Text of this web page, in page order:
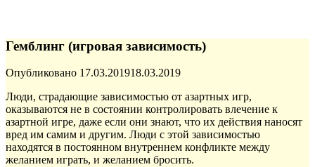
Гемблинг (игровая зависимость)
Опубликовано 17.03.201918.03.2019
Люди, страдающие зависимостью от азартных игр,
оказываются не в состоянии контролировать влечение к
азартной игре, даже если они знают, что их действия наносят
вред им самим и другим. Люди с этой зависимостью
находятся в постоянном внутреннем конфликте между
желанием играть, и желанием бросить.